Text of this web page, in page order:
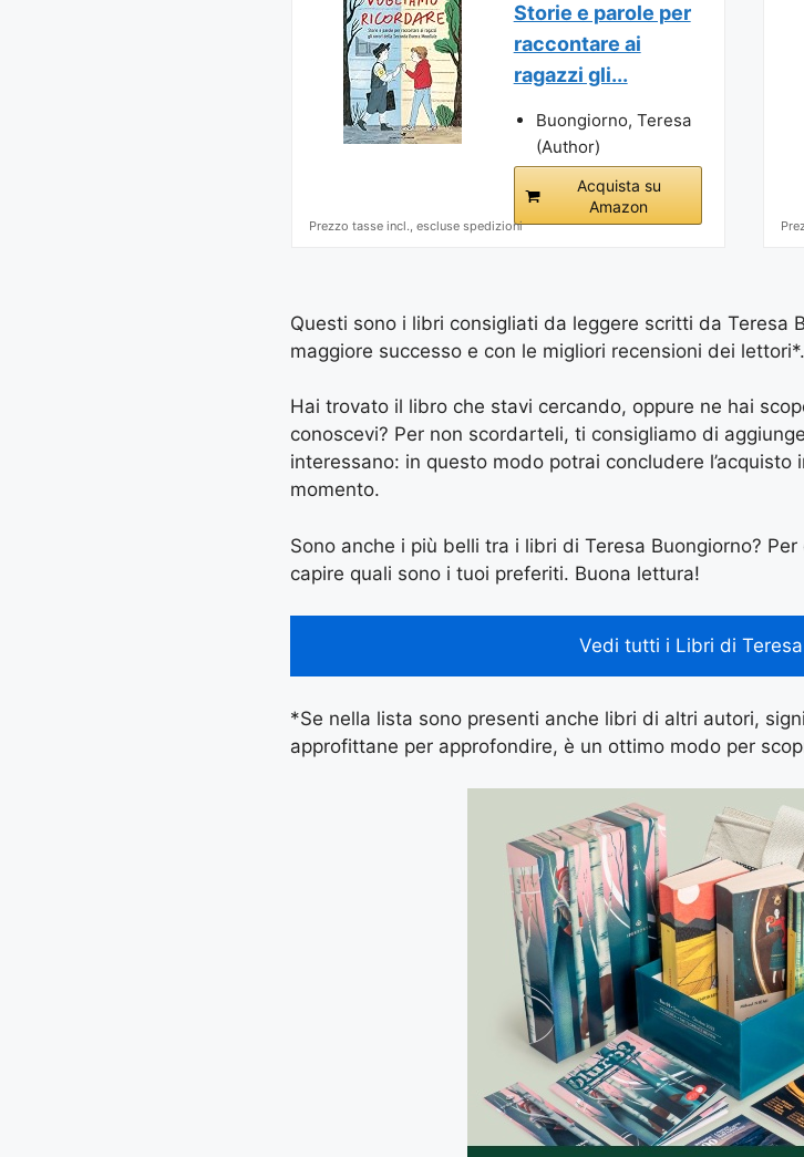
Storie e parole per
raccontare ai
ragazzi gli...
Buongiorno, Teresa
(Author)
Acquista su
Amazon
Prezzo tasse incl., escluse spedizioni
Questi sono i libri consigliati da leggere scritti da Teresa
maggiore successo e con le migliori recensioni dei lettori*.
Hai trovato il libro che stavi cercando, oppure ne hai
conoscevi? Per non scordarteli, ti consigliamo di
interessano: in questo modo potrai concludere
momento.
Sono anche i più belli tra i libri di Teresa Buongiorno?
capire quali sono i tuoi preferiti. Buona lettura!
Vedi tutti i Libri di
*Se nella lista sono presenti anche libri di altri autori,
approfittane per approfondire, è un ottimo modo per